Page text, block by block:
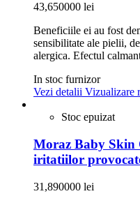
43,650000 lei
Beneficiile ei au fost
sensibilitate ale pielii,
alergica. Efectul
In stoc furnizor
Vezi detalii Vizualizare
Stoc epuizat
Moraz Baby Skin
iritatiilor
31,890000 lei